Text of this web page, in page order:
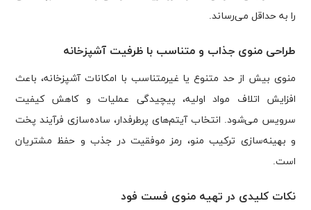
را به حداقل می‌رساند.
طراحی منوی جذاب و متناسب با ظرفیت آشپزخانه
منوی بیش از حد متنوع یا غیرمتناسب با امکانات آشپزخانه، باعث
افزایش اتلاف مواد اولیه، پیچیدگی عملیات و کاهش کیفیت
سرویس می‌شود. انتخاب آیتم‌های پرطرفدار، ساده‌سازی فرآیند پخت
و بهینه‌سازی ترکیب منو، رمز موفقیت در جذب و حفظ مشتریان
است.
نکات کلیدی در تهیه منوی فست فود